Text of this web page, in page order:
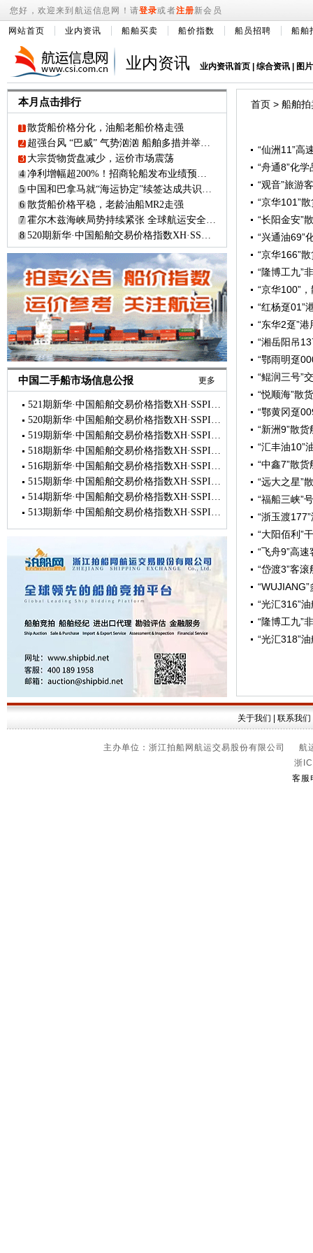
您好，欢迎来到航运信息网！请登录或者注册新会员
网站首页 业内资讯 船舶买卖 船价指数 船员招聘 船舶
业内资讯 业内资讯首页 综合资讯 图
本月点击排行
1 散货船价格分化，油船老船价格走强
2 超强台风 “巴威” 气势汹汹 船舶多措并举避其 “威风”
3 大宗货物货盘减少，运价市场震荡
4 净利增幅超200%！招商轮船发布业绩预增公告
5 中国和巴拿马就“海运协定”续签达成共识？！
6 散货船价格平稳，老龄油船MR2走强
7 霍尔木兹海峡局势持续紧张 全球航运安全面临严峻挑战
8 520期新华·中国船舶交易价格指数XH·SSPI市场简报
中国二手船市场信息公报 更多
521期新华·中国船舶交易价格指数XH·SSPI市场简报
520期新华·中国船舶交易价格指数XH·SSPI市场简报
519期新华·中国船舶交易价格指数XH·SSPI市场简报
518期新华·中国船舶交易价格指数XH·SSPI市场简报
516期新华·中国船舶交易价格指数XH·SSPI市场简报
515期新华·中国船舶交易价格指数XH·SSPI市场简报
514期新华·中国船舶交易价格指数XH·SSPI市场简报
513期新华·中国船舶交易价格指数XH·SSPI市场简报
首页 > 船舶拍
“仙洲11”高
“舟通8”化
“观音”旅游
“京华101”
“长阳金安”
“兴通油69”
“京华166”
“隆博工九”
“京华100”
“红杨趸01”
“东华2趸”
“湘岳阳吊
“鄂雨明趸
“鲲润三号”
“悦顺海”散
“鄂黄冈趸
“新洲9”散
“汇丰油10”
“中鑫7”散
“远大之星”
“福船三峡”
“浙玉渡
“大阳佰利”
“飞舟9”高
“岱渡3”客
“光汇316”
“隆博工九”
“光汇318”
关于我们 联系我们
主办单位：浙江拍船网航运交易股份有限公司
浙
客服